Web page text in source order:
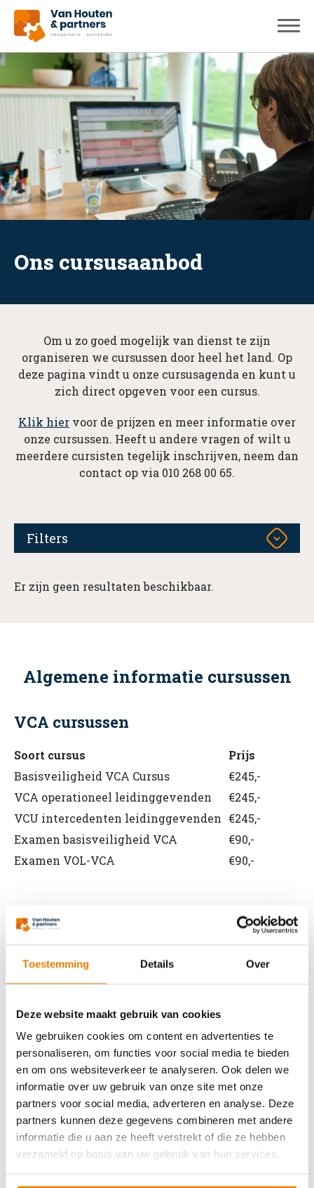
Toestemming Details Over
Deze website maakt gebruik van cookies
We gebruiken cookies om content en advertenties te
personaliseren, om functies voor social media te bieden
en om ons websiteverkeer te analyseren. Ook delen we
informatie over uw gebruik van onze site met onze
partners voor social media, adverteren en analyse. Deze
partners kunnen deze gegevens combineren met andere
informatie die u aan ze heeft verstrekt of die ze hebben
verzameld op basis van uw gebruik van hun services.
Ons cursusaanbod
Om u zo goed mogelijk van dienst te zijn
organiseren we cursussen door heel het land. Op
deze pagina vindt u onze cursusagenda en kunt u
zich direct opgeven voor een cursus.
Klik hier voor de prijzen en meer informatie over
onze cursussen. Heeft u andere vragen of wilt u
meerdere cursisten tegelijk inschrijven, neem dan
contact op via 010 268 00 65.
Filters
Er zijn geen resultaten beschikbaar.
Algemene informatie cursussen
VCA cursussen
Soort cursus
Prijs
Basisveiligheid VCA Cursus
€245,-
VCA operationeel leidinggevenden
€245,-
VCU intercedenten leidinggevenden €245,-
Examen basisveiligheid VCA
€90,-
Examen VOL-VCA
€90,-
BHV basisopleiding
v.a. €245,-
BHV herhaling
Arbo en Veiligheid
Prijs
Werken met vorkhef- en reachtruck
v.a. €250,-
Werken met een hoogwerker
v.a. €250,-
Veilig aanslaan van lasten
v.a. €250,-
Veilig werken langs de weg
v.a. €250,-